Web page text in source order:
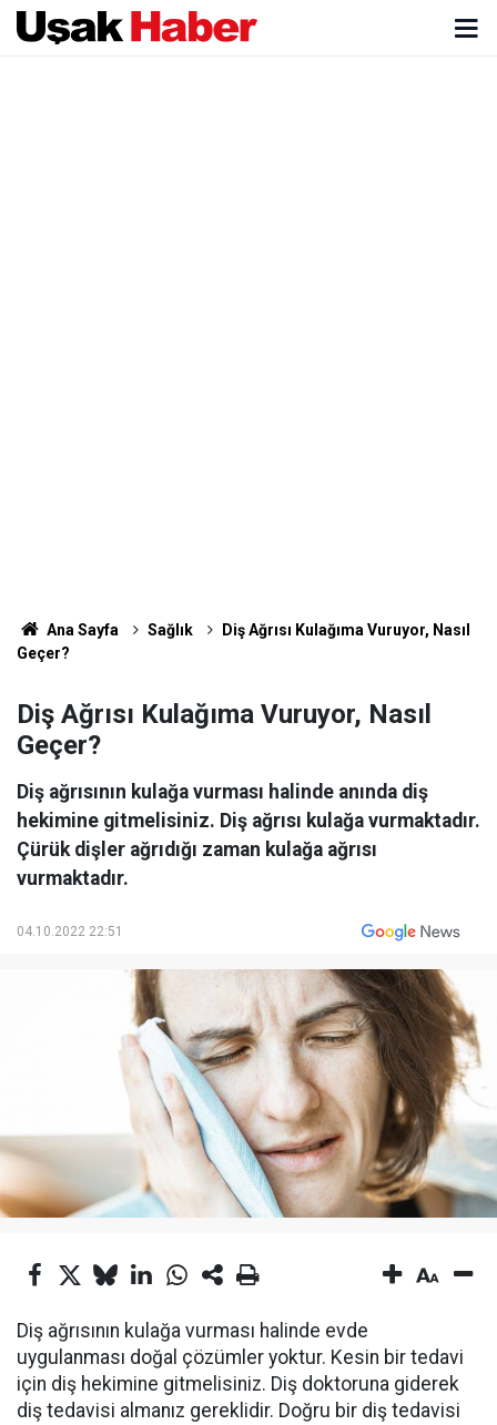
Ana Sayfa Sağlık
Diş Ağrısı Kulağıma Vuruyor, Nasıl
Geçer?
Diş Ağrısı Kulağıma Vuruyor, Nasıl
Geçer?
Diş ağrısının kulağa vurması halinde anında diş
hekimine gitmelisiniz. Diş ağrısı kulağa vurmaktadır.
Çürük dişler ağrıdığı zaman kulağa ağrısı
vurmaktadır.
04.10.2022 22:51
Diş ağrısının kulağa vurması halinde evde
uygulanması doğal çözümler yoktur. Kesin bir tedavi
için diş hekimine gitmelisiniz. Diş doktoruna giderek
diş tedavisi almanız gereklidir. Doğru bir diş tedavisi